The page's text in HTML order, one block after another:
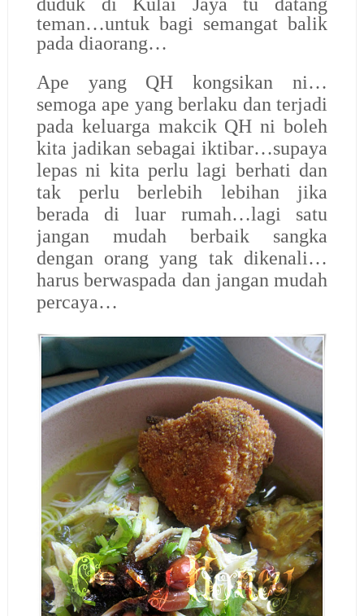
duduk di Kulai Jaya tu datang
teman…untuk bagi semangat balik
pada diaorang…
Ape yang QH kongsikan ni…
semoga ape yang berlaku dan terjadi
pada keluarga makcik QH ni boleh
kita jadikan sebagai iktibar…supaya
lepas ni kita perlu lagi berhati dan
tak perlu berlebih lebihan jika
berada di luar rumah…lagi satu
jangan mudah berbaik sangka
dengan orang yang tak dikenali…
harus berwaspada dan jangan mudah
percaya…